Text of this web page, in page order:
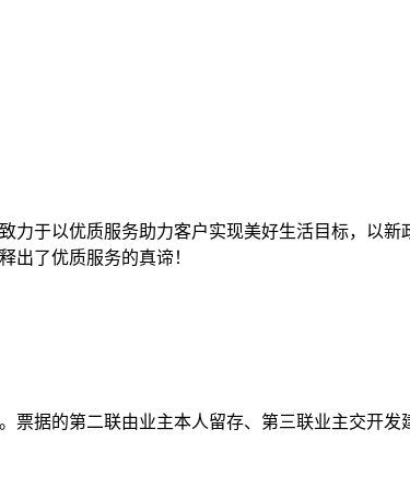
于以优质服务助力客户实现美好生活目标，以
出了优质服务的真谛！
票据的第二联由业主本人留存、第三联业主交开